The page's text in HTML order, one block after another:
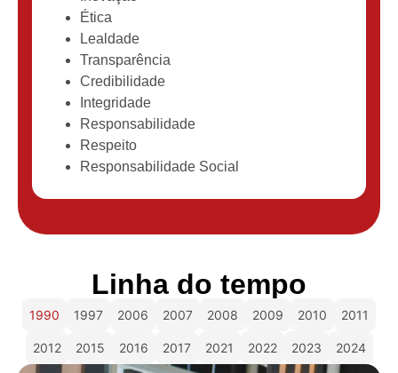
Ética
Lealdade
Transparência
Credibilidade
Integridade
Responsabilidade
Respeito
Responsabilidade Social
Linha do tempo
1990 1997 2006 2007 2008 2009 2010 2011
2012 2015 2016 2017 2021 2022 2023 2024